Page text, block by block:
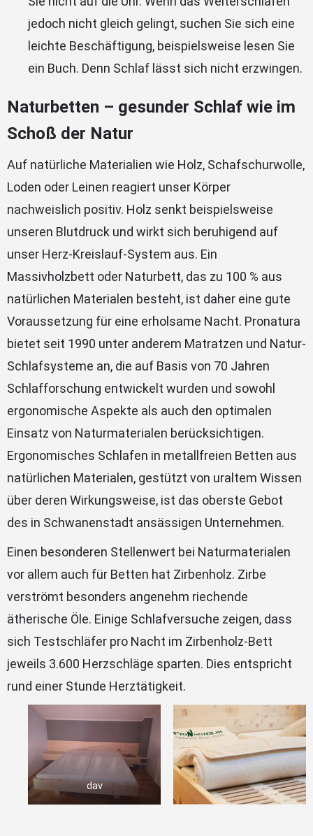
jedoch nicht gleich gelingt, suchen Sie sich eine
leichte Beschäftigung, beispielsweise lesen Sie
ein Buch. Denn Schlaf lässt sich nicht erzwingen.
Naturbetten – gesunder Schlaf wie im
Schoß der Natur
Auf natürliche Materialien wie Holz, Schafschurwolle,
Loden oder Leinen reagiert unser Körper
nachweislich positiv. Holz senkt beispielsweise
unseren Blutdruck und wirkt sich beruhigend auf
unser Herz-Kreislauf-System aus. Ein
Massivholzbett oder Naturbett, das zu 100 % aus
natürlichen Materialen besteht, ist daher eine gute
Voraussetzung für eine erholsame Nacht. Pronatura
bietet seit 1990 unter anderem Matratzen und Natur-
Schlafsysteme an, die auf Basis von 70 Jahren
Schlafforschung entwickelt wurden und sowohl
ergonomische Aspekte als auch den optimalen
Einsatz von Naturmaterialen berücksichtigen.
Ergonomisches Schlafen in metallfreien Betten aus
natürlichen Materialen, gestützt von uraltem Wissen
über deren Wirkungsweise, ist das oberste Gebot
des in Schwanenstadt ansässigen Unternehmen.
Einen besonderen Stellenwert bei Naturmaterialen
vor allem auch für Betten hat Zirbenholz. Zirbe
verströmt besonders angenehm riechende
ätherische Öle. Einige Schlafversuche zeigen, dass
sich Testschläfer pro Nacht im Zirbenholz-Bett
jeweils 3.600 Herzschläge sparten. Dies entspricht
rund einer Stunde Herztätigkeit.
dav